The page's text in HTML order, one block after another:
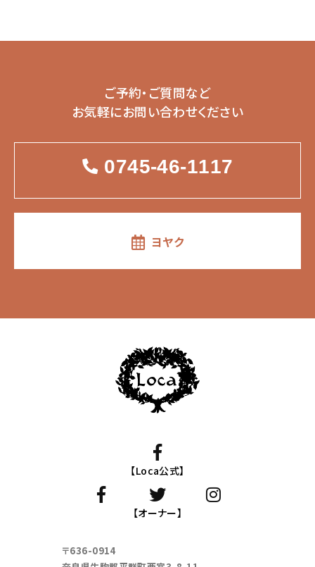
ご予約・ご質問など
お気軽にお問い合わせください
0745-46-1117
ヨヤク
〒636-0914
【Loca公式】
【オーナー】